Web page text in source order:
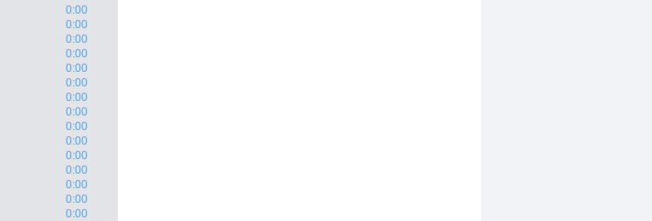
0:00
0:00
0:00
0:00
0:00
0:00
0:00
0:00
0:00
0:00
0:00
0:00
0:00
0:00
0:00